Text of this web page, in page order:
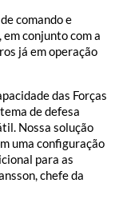
comando e
conjunto com a
já em operação
das Forças
de defesa
Nossa solução
uma configuração
para as
chefe da